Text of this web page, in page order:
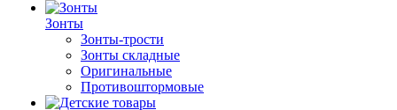
Зонты
Зонты-трости
Зонты складные
Оригинальные
Противоштормовые